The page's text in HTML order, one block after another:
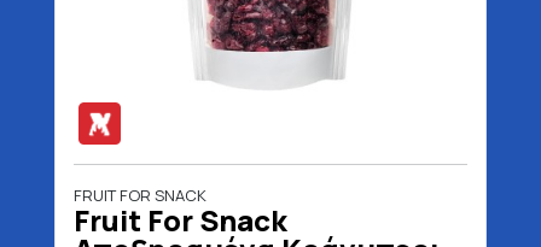
FRUIT FOR SNACK
Fruit For Snack